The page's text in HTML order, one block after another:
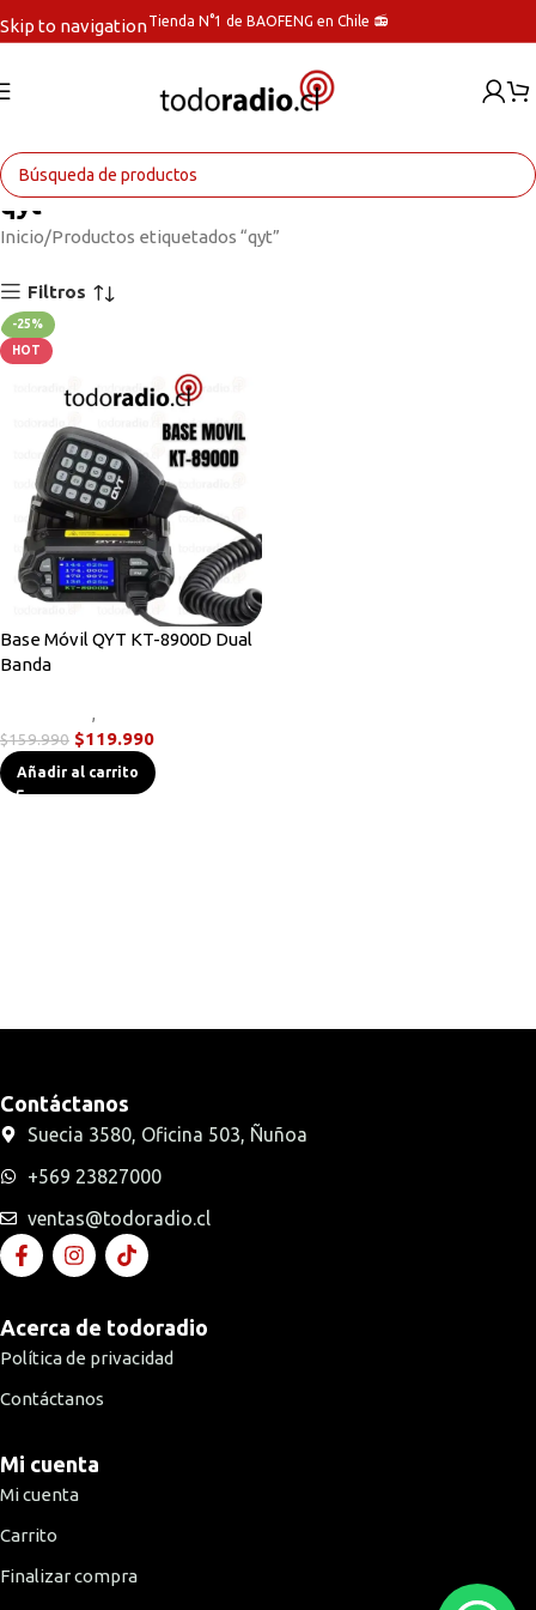
Skip to navigationTienda N°1 de BAOFENG en Chile 📻
qyt
Inicio Productos etiquetados “qyt”
Filtros
-25%
HOT
Base Móvil QYT KT-8900D Dual
Banda
,
$159.990 $119.990
Añadir al carrito
Contáctanos
Suecia 3580, Oficina 503, Ñuñoa
+569 23827000
ventas@todoradio.cl
Acerca de todoradio
Política de privacidad
Contáctanos
Mi cuenta
Mi cuenta
Carrito
Finalizar compra